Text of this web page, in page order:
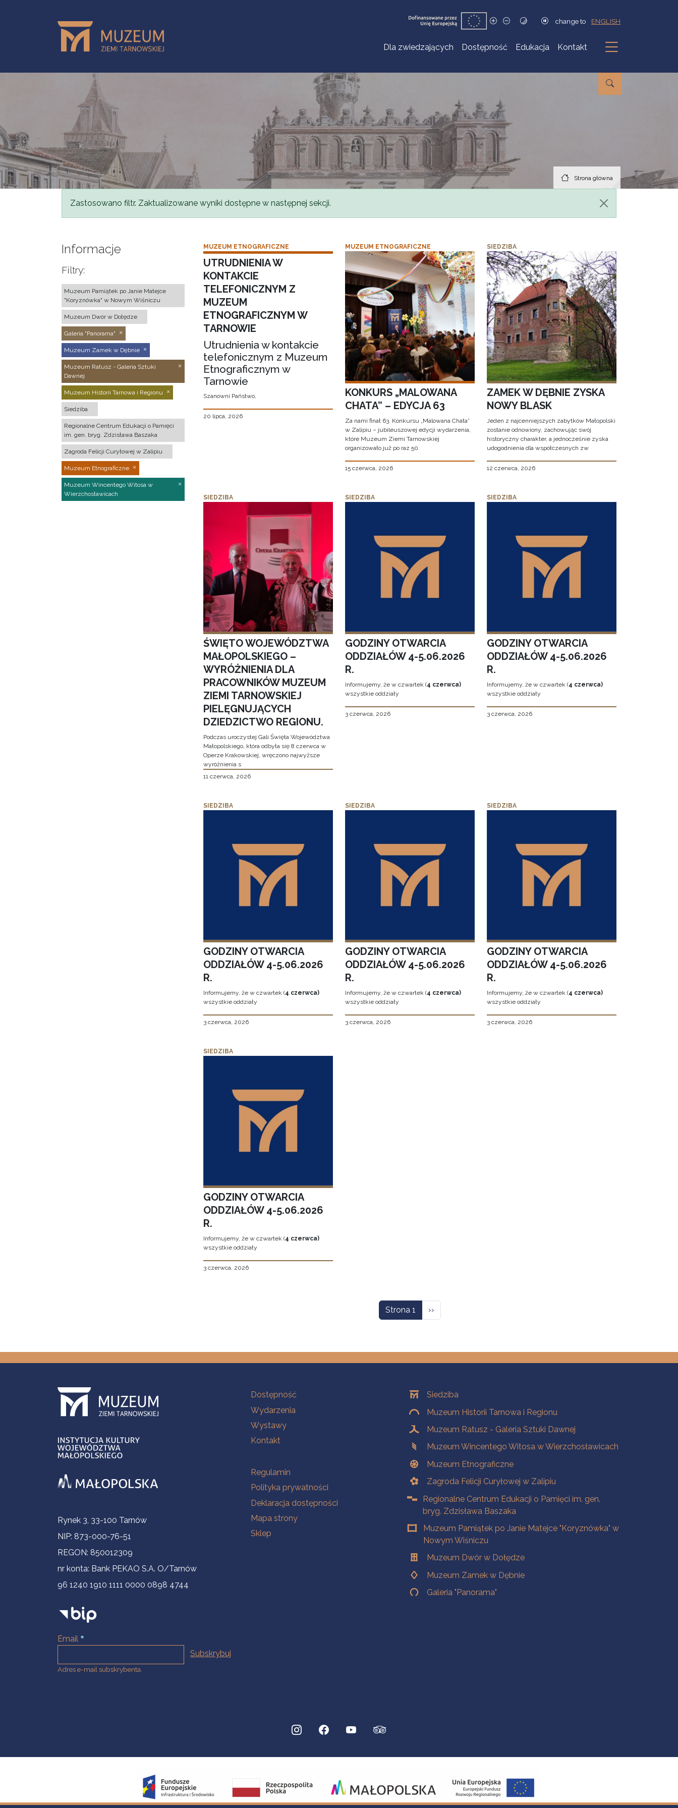
change to ENGLISH
Dla zwiedzających Dostępność Edukacja Kontakt
Podmenu
Strona główna
Komunikat
Zastosowano filtr. Zaktualizowane wyniki dostępne w następnej sekcji.
Informacje
Filtry:
Muzeum Pamiątek po Janie Matejce
"Koryznówka" w Nowym Wiśniczu
Muzeum Dwór w Dołędze
Galeria "Panorama"
Muzeum Zamek w Dębnie
Muzeum Ratusz - Galeria Sztuki
Dawnej
Muzeum Historii Tarnowa i Regionu
Siedziba
Regionalne Centrum Edukacji o Pamięci
im. gen. bryg. Zdzisława Baszaka
Zagroda Felicji Curyłowej w Zalipiu
Muzeum Etnograficzne
Muzeum Wincentego Witosa w
Wierzchosławicach
MUZEUM ETNOGRAFICZNE
UTRUDNIENIA W
KONTAKCIE
TELEFONICZNYM Z
MUZEUM
ETNOGRAFICZNYM W
TARNOWIE
Utrudnienia w kontakcie
telefonicznym z Muzeum
Etnograficznym w
Tarnowie
Szanowni Państwo,
20 lipca, 2026
MUZEUM ETNOGRAFICZNE
KONKURS „MALOWANA
CHATA” – EDYCJA 63
Za nami finał 63. Konkursu „Malowana Chata”
w Zalipiu – jubileuszowej edycji wydarzenia,
które Muzeum Ziemi Tarnowskiej
organizowało już po raz 50.
15 czerwca, 2026
SIEDZIBA
ZAMEK W DĘBNIE ZYSKA
NOWY BLASK
Jeden z najcenniejszych zabytków Małopolski
zostanie odnowiony, zachowując swój
historyczny charakter, a jednocześnie zyska
udogodnienia dla współczesnych zw
12 czerwca, 2026
SIEDZIBA
ŚWIĘTO WOJEWÓDZTWA
MAŁOPOLSKIEGO –
WYRÓŻNIENIA DLA
PRACOWNIKÓW MUZEUM
ZIEMI TARNOWSKIEJ
PIELĘGNUJĄCYCH
DZIEDZICTWO REGIONU.
Podczas uroczystej Gali Święta Województwa
Małopolskiego, która odbyła się 8 czerwca w
Operze Krakowskiej, wręczono najwyższe
wyróżnienia s
11 czerwca, 2026
SIEDZIBA
GODZINY OTWARCIA
ODDZIAŁÓW 4-5.06.2026
R.
Informujemy, że w czwartek (4 czerwca)
wszystkie oddziały
3 czerwca, 2026
SIEDZIBA
GODZINY OTWARCIA
ODDZIAŁÓW 4-5.06.2026
R.
Informujemy, że w czwartek (4 czerwca)
wszystkie oddziały
3 czerwca, 2026
SIEDZIBA
GODZINY OTWARCIA
ODDZIAŁÓW 4-5.06.2026
R.
Informujemy, że w czwartek (4 czerwca)
wszystkie oddziały
3 czerwca, 2026
SIEDZIBA
GODZINY OTWARCIA
ODDZIAŁÓW 4-5.06.2026
R.
Informujemy, że w czwartek (4 czerwca)
wszystkie oddziały
3 czerwca, 2026
SIEDZIBA
GODZINY OTWARCIA
ODDZIAŁÓW 4-5.06.2026
R.
Informujemy, że w czwartek (4 czerwca)
wszystkie oddziały
3 czerwca, 2026
SIEDZIBA
GODZINY OTWARCIA
ODDZIAŁÓW 4-5.06.2026
R.
Informujemy, że w czwartek (4 czerwca)
wszystkie oddziały
3 czerwca, 2026
Strona 1 Następna strona
››
Informacje kontaktowe
Rynek 3, 33-100 Tarnów
NIP: 873-000-76-51
REGON: 850012309
nr konta: Bank PEKAO S.A. O/Tarnów
96 1240 1910 1111 0000 0898 4744
Email
Adres e-mail subskrybenta.
Na skróty
Dostępność
Wydarzenia
Wystawy
Kontakt
Na skróty
Regulamin
Polityka prywatności
Deklaracja dostępności
Mapa strony
Sklep
OddziałySiedziba
Muzeum Historii Tarnowa i Regionu
Muzeum Ratusz - Galeria Sztuki Dawnej
Muzeum Wincentego Witosa w Wierzchosławicach
Muzeum Etnograficzne
Zagroda Felicji Curyłowej w Zalipiu
Regionalne Centrum Edukacji o Pamięci im. gen.
bryg. Zdzisława Baszaka
Muzeum Pamiątek po Janie Matejce "Koryznówka" w
Nowym Wiśniczu
Muzeum Dwór w Dołędze
Muzeum Zamek w Dębnie
Galeria "Panorama"